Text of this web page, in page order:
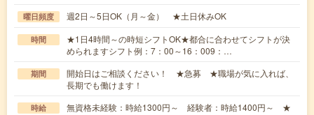
曜日頻度 週2日～5日OK（月～金） ★土日休みOK
時間
★1日4時間～の時短シフトOK★都合に合わせてシフトが決
められますシフト例：7：00～16：009：…
期間
開始日はご相談ください！ ★急募 ★職場が気に入れば、
長期でも働けます！
時給
無資格未経験：時給1300円～ 経験者：時給1400円～ ★